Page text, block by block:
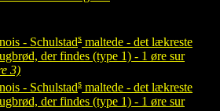
- Schulstads maltede - det lækreste
der findes (type 1) - 1 øre sur
3)
- Schulstads maltede - det lækreste
der findes (type 1) - 1 øre sur